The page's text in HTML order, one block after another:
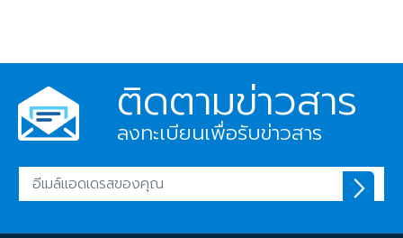
ติดตามข่าวสาร
ลงทะเบียนเพื่อรับข่าวสาร